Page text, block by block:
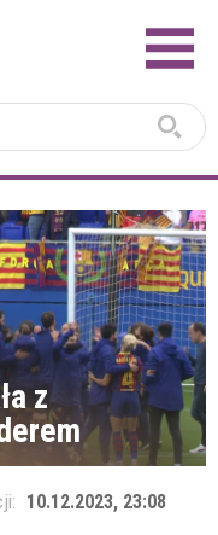
z
10.12.2023, 23:08